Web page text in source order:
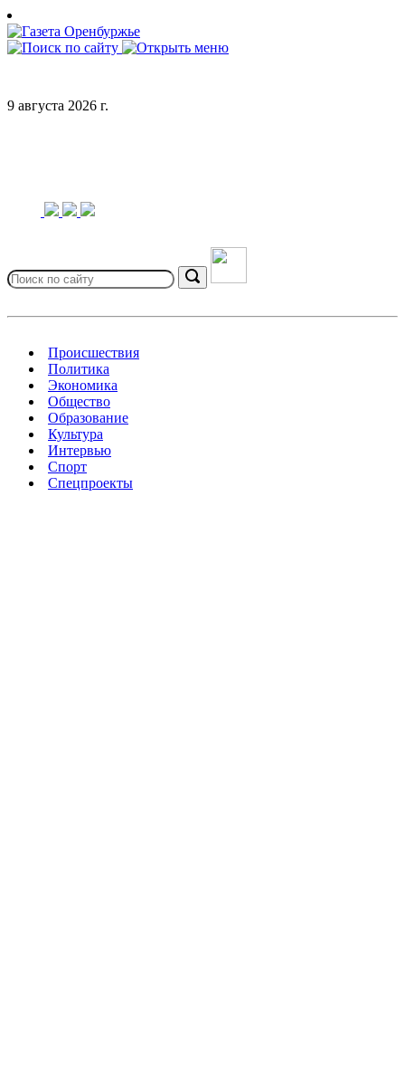
Skip
to
content
9 августа 2026 г.
for:
Search
Происшествия
Политика
Экономика
Общество
Образование
Культура
Интервью
Спорт
Спецпроекты